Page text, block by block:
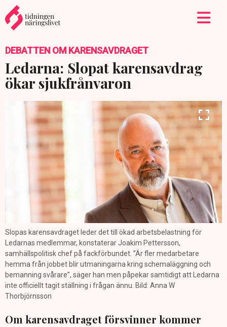
DEBATTEN OM KARENSAVDRAGET
Ledarna: Slopat karensavdrag
ökar sjukfrånvaron
Slopas karensavdraget leder det till ökad arbetsbelastning för
Ledarnas medlemmar, konstaterar Joakim Pettersson,
samhällspolitisk chef på fackförbundet. ”Är fler medarbetare
hemma från jobbet blir utmaningarna kring schemaläggning och
bemanning svårare”, säger han men påpekar samtidigt att Ledarna
inte officiellt tagit ställning i frågan ännu. Bild: Anna W
Thorbjörnsson
Om karensavdraget försvinner kommer